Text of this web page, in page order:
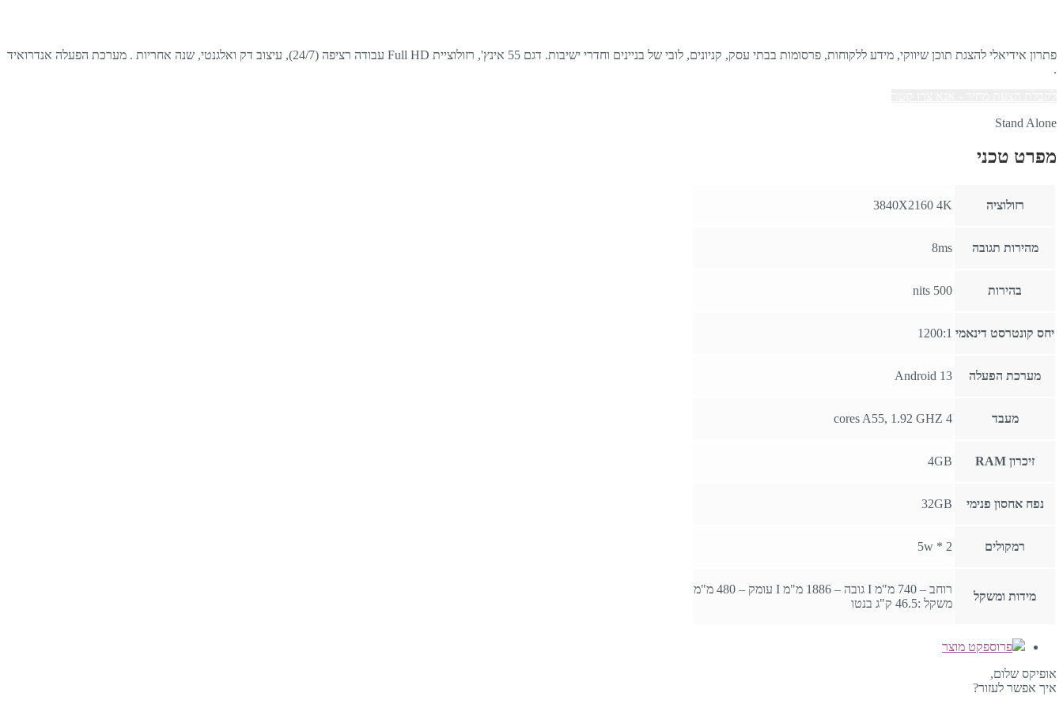
פתרון אידיאלי להצגת תוכן שיווקי, מידע ללקוחות, פרסומות בבתי עסק, קניונים, לובי של בניינים וחדרי ישיבות. דגם 55 אינץ', רזולוציית Full HD עבודה רציפה (24/7), עיצוב דק ואלגנטי,
שנה אחריות . מערכת הפעלה אנדרואיד
.
Stand Alone
מפרט טכני
רזולוציה 3840X2160 4K
מהירות תגובה 8ms
בהירות 500 nits
יחס קונטרסט דינאמי 1200:1
מערכת הפעלה Android 13
מעבד 4 cores A55, 1.92 GHZ
זיכרון RAM 4GB
נפח אחסון פנימי 32GB
רמקולים 2 * 5w
מידות ומשקל
רוחב – 740 מ"מ I גובה – 1886 מ"מ I עומק – 480 מ"מ
משקל :46.5 ק"ג בנטו
פרוספקט מוצר
אופיקס שלום,
איך אפשר לעזור?